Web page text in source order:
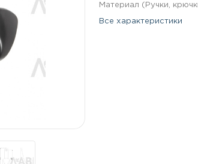
Материал (Ручки,
Все характеристики